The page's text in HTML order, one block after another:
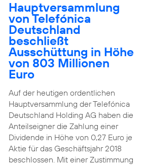
Hauptversammlung
von Telefónica
Deutschland
beschließt
Ausschüttung in Höhe
von 803 Millionen
Euro
Auf der heutigen ordentlichen
Hauptversammlung der Telefónica
Deutschland Holding AG haben die
Anteilseigner die Zahlung einer
Dividende in Höhe von 0,27 Euro je
Aktie für das Geschäftsjahr 2018
beschlossen. Mit einer Zustimmung